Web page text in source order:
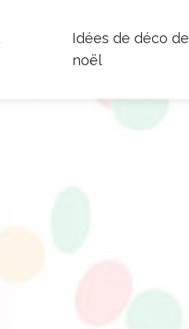
Idées de déco de
noël